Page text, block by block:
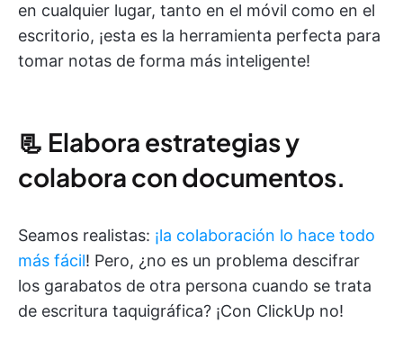
en cualquier lugar, tanto en el móvil como en el
escritorio, ¡esta es la herramienta perfecta para
tomar notas de forma más inteligente!
📃 Elabora estrategias y
colabora con documentos.
Seamos realistas: ¡la colaboración lo hace todo
más fácil! Pero, ¿no es un problema descifrar
los garabatos de otra persona cuando se trata
de escritura taquigráfica? ¡Con ClickUp no!